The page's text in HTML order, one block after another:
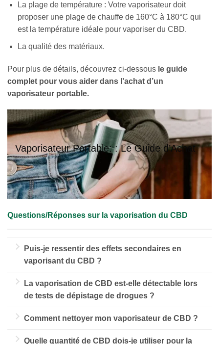
La plage de température : Votre vaporisateur doit
proposer une plage de chauffe de 160°C à 180°C qui
est la température idéale pour vaporiser du CBD.
La qualité des matériaux.
Pour plus de détails, découvrez ci-dessous le guide
complet pour vous aider dans l’achat d’un
vaporisateur portable.
Vaporisateur Portable: : Le Guide d’Achat
Questions/Réponses sur la vaporisation du CBD
Puis-je ressentir des effets secondaires en
vaporisant du CBD ?
Les effets secondaires sont généralement rares mais
peuvent inclure une légère sécheresse de la
sont souvent dus à un dosage trop élevé, alors
progressivement selon vos besoins.
La vaporisation de CBD est-elle détectable lors
de tests de dépistage de drogues ?
Le CBD lui-même n’est pas détecté lors des tests de
contenir des traces de THC, ce qui pourrait
Comment nettoyer mon vaporisateur de CBD ?
Il est important de nettoyer régulièrement votre
Quelle quantité de CBD dois-je utiliser pour la